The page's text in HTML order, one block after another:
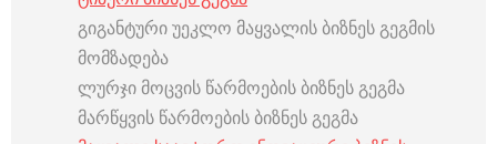
გიგანტური უეკლო მაყვალის ბიზნეს გეგმის
მომზადება
ლურჯი მოცვის წარმოების ბიზნეს გეგმა
მარწყვის წარმოების ბიზნეს გეგმა